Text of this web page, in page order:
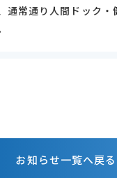
通常通り人間ドック
お知らせ一覧へ戻る